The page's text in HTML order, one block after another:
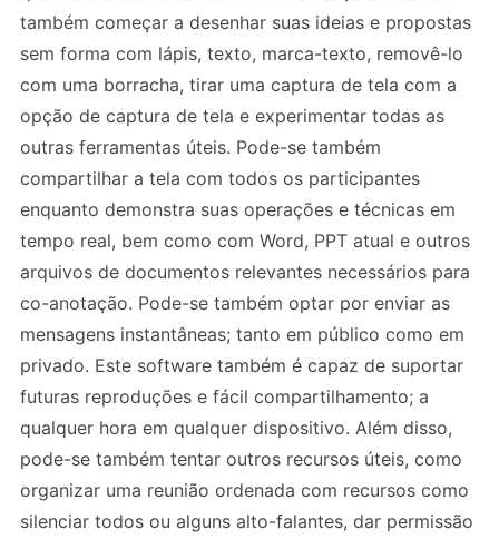
também começar a desenhar suas ideias e propostas
sem forma com lápis, texto, marca-texto, removê-lo
com uma borracha, tirar uma captura de tela com a
opção de captura de tela e experimentar todas as
outras ferramentas úteis. Pode-se também
compartilhar a tela com todos os participantes
enquanto demonstra suas operações e técnicas em
tempo real, bem como com Word, PPT atual e outros
arquivos de documentos relevantes necessários para
co-anotação. Pode-se também optar por enviar as
mensagens instantâneas; tanto em público como em
privado. Este software também é capaz de suportar
futuras reproduções e fácil compartilhamento; a
qualquer hora em qualquer dispositivo. Além disso,
pode-se também tentar outros recursos úteis, como
organizar uma reunião ordenada com recursos como
silenciar todos ou alguns alto-falantes, dar permissão